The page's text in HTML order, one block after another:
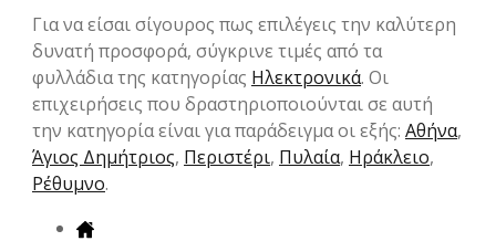
Για να είσαι σίγουρος πως επιλέγεις την καλύτερη
δυνατή προσφορά, σύγκρινε τιμές από τα
φυλλάδια της κατηγορίας Hλεκτρονικά. Οι
επιχειρήσεις που δραστηριοποιούνται σε αυτή
την κατηγορία είναι για παράδειγμα οι εξής: Αθήνα,
Άγιος Δημήτριος, Περιστέρι, Πυλαία, Ηράκλειο,
Ρέθυμνο.